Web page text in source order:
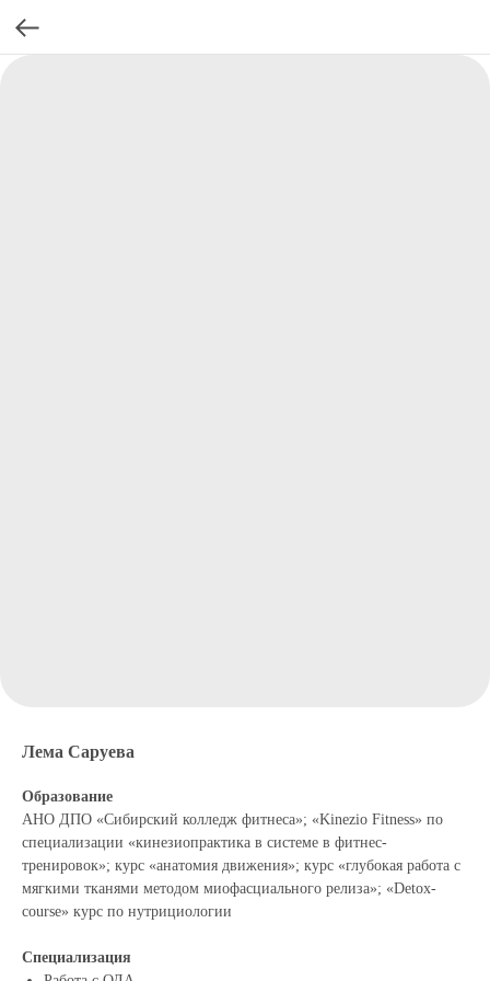
Лема Саруева
Образование
АНО ДПО «Сибирский колледж фитнеса»; «Kinezio Fitness» по
специализации «кинезиопрактика в системе в фитнес-
тренировок»; курс «анатомия движения»; курс «глубокая работа с
мягкими тканями методом миофасциального релиза»; «Detox-
course» курс по нутрициологии
Специализация